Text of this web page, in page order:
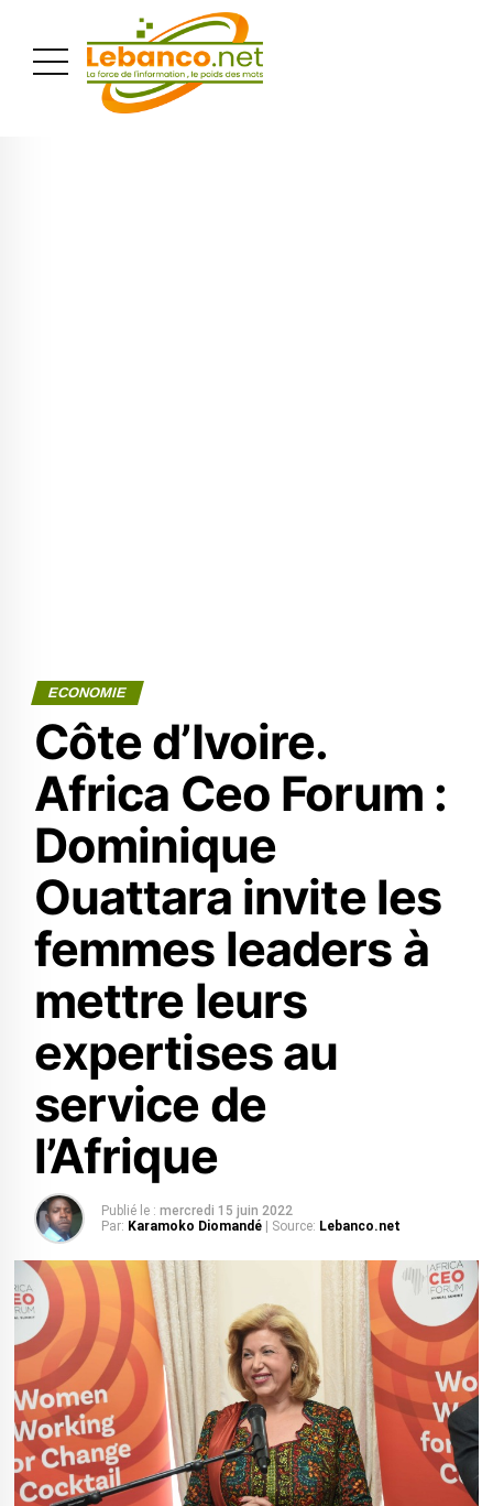
ECONOMIE
Côte d’Ivoire.
Africa Ceo Forum :
Dominique
Ouattara invite les
femmes leaders à
mettre leurs
expertises au
service de
l’Afrique
Publié le : mercredi 15 juin 2022
Par: Karamoko Diomandé | Source: Lebanco.net